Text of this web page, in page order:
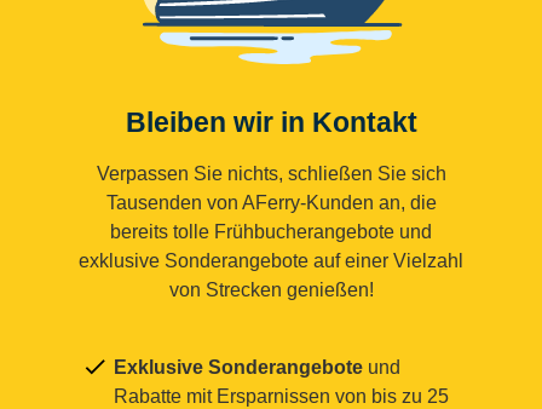
Bleiben wir in Kontakt
Verpassen Sie nichts, schließen Sie sich
Tausenden von AFerry-Kunden an, die
bereits tolle Frühbucherangebote und
exklusive Sonderangebote auf einer Vielzahl
von Strecken genießen!
Exklusive Sonderangebote und
Rabatte mit Ersparnissen von bis zu 25